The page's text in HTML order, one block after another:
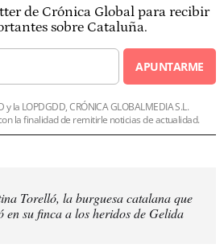
de Crónica Global para recibir
sobre Cataluña.
APUNTARME
la LOPDGDD, CRÓNICA GLOBALMEDIA S.L.
la finalidad de remitirle noticias de actualidad.
Torelló, la burguesa catalana que
en su finca a los heridos de Gelida